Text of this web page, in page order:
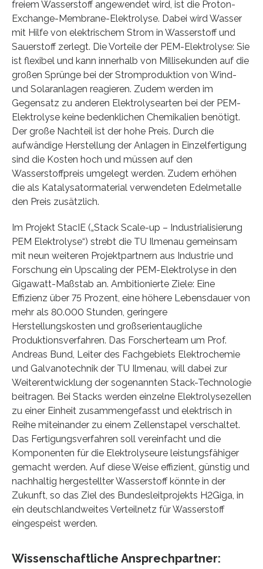
freiem Wasserstoff angewendet wird, ist die Proton-
Exchange-Membrane-Elektrolyse. Dabei wird Wasser
mit Hilfe von elektrischem Strom in Wasserstoff und
Sauerstoff zerlegt. Die Vorteile der PEM-Elektrolyse: Sie
ist flexibel und kann innerhalb von Millisekunden auf die
großen Sprünge bei der Stromproduktion von Wind-
und Solaranlagen reagieren. Zudem werden im
Gegensatz zu anderen Elektrolysearten bei der PEM-
Elektrolyse keine bedenklichen Chemikalien benötigt.
Der große Nachteil ist der hohe Preis. Durch die
aufwändige Herstellung der Anlagen in Einzelfertigung
sind die Kosten hoch und müssen auf den
Wasserstoffpreis umgelegt werden. Zudem erhöhen
die als Katalysatormaterial verwendeten Edelmetalle
den Preis zusätzlich.
Im Projekt StacIE („Stack Scale-up – Industrialisierung
PEM Elektrolyse“) strebt die TU Ilmenau gemeinsam
mit neun weiteren Projektpartnern aus Industrie und
Forschung ein Upscaling der PEM-Elektrolyse in den
Gigawatt-Maßstab an. Ambitionierte Ziele: Eine
Effizienz über 75 Prozent, eine höhere Lebensdauer von
mehr als 80.000 Stunden, geringere
Herstellungskosten und großserientaugliche
Produktionsverfahren. Das Forscherteam um Prof.
Andreas Bund, Leiter des Fachgebiets Elektrochemie
und Galvanotechnik der TU Ilmenau, will dabei zur
Weiterentwicklung der sogenannten Stack-Technologie
beitragen. Bei Stacks werden einzelne Elektrolysezellen
zu einer Einheit zusammengefasst und elektrisch in
Reihe miteinander zu einem Zellenstapel verschaltet.
Das Fertigungsverfahren soll vereinfacht und die
Komponenten für die Elektrolyseure leistungsfähiger
gemacht werden. Auf diese Weise effizient, günstig und
nachhaltig hergestellter Wasserstoff könnte in der
Zukunft, so das Ziel des Bundesleitprojekts H2Giga, in
ein deutschlandweites Verteilnetz für Wasserstoff
eingespeist werden.
Wissenschaftliche Ansprechpartner: